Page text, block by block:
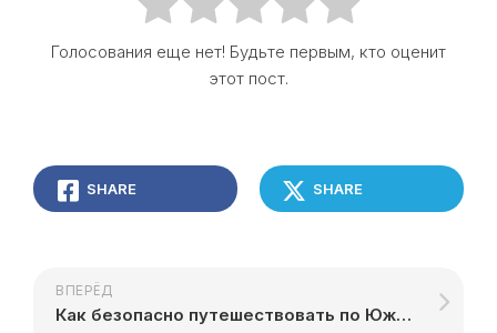
Голосования еще нет! Будьте первым, кто оценит
этот пост.
SHARE SHARE
ВПЕРЁД
Как безопасно путешествовать по Южной Америке